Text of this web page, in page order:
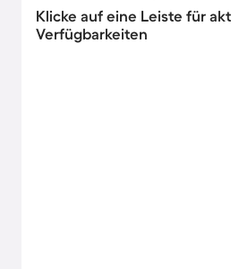
Klicke auf eine Leiste für
Verfügbarkeiten